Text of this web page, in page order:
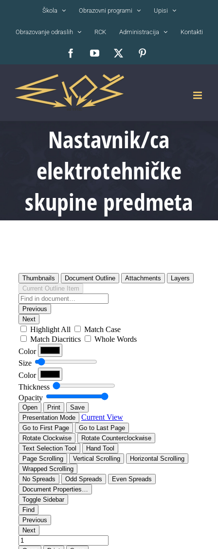
content
Škola Obrazovni programi Upisi
Obrazovanje odraslih RCK Administracija Kontakti
FacebookYouTube
Nastavnik/ca
elektrotehničke
skupine predmeta